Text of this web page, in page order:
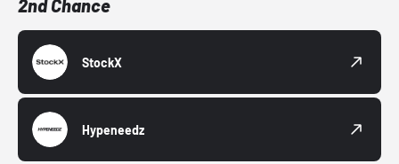
2nd Chance
StockX
Hypeneedz